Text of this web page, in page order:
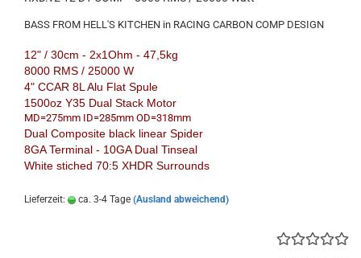
BASS FROM HELL'S KITCHEN in RACING CARBON COMP DESIGN
12" / 30cm - 2x1Ohm - 47,5kg
8000 RMS / 25000 W
4" CCAR 8L Alu Flat Spule
1500oz Y35 Dual Stack Motor
MD=275mm ID=285mm OD=318mm
Dual Composite black linear Spider
8GA Terminal - 10GA Dual Tinseal
White stiched 70:5 XHDR Surrounds
Lieferzeit: ca. 3-4 Tage (Ausland abweichend)